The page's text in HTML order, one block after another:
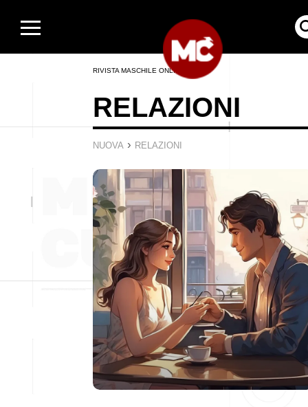
RIVISTA MASCHILE ONLINE
RELAZIONI
NUOVA › RELAZIONI